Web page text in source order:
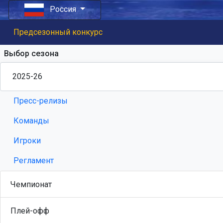
Россия
Предсезонный конкурс
Выбор сезона
Пресс-релизы
Команды
Игроки
Регламент
Чемпионат
Плей-офф